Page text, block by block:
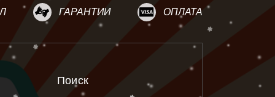
ГАРАНТИИ ОПЛАТА
Поиск